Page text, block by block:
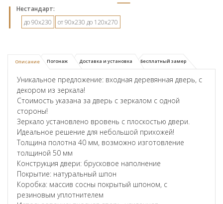
Hестандарт:
до 90х230
от 90х230 до 120х270
Описание Погонаж Доставка и установка Бесплатный замер
Уникальное предложение: входная деревянная дверь, с
декором из зеркала!
Стоимость указана за дверь с зеркалом с одной
стороны!
Зеркало установлено вровень с плоскостью двери.
Идеальное решение для небольшой прихожей!
Толщина полотна 40 мм, возможно изготовление
толщиной 50 мм
Конструкция двери: брусковое наполнение
Покрытие: натуральный шпон
Коробка: массив сосны покрытый шпоном, с
резиновым уплотнителем